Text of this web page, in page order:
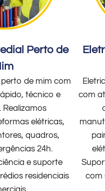
Perto de
de mim com
técnico e
Realizamos
elétricas,
quadros,
24h.
e suporte
residenciais
com
com